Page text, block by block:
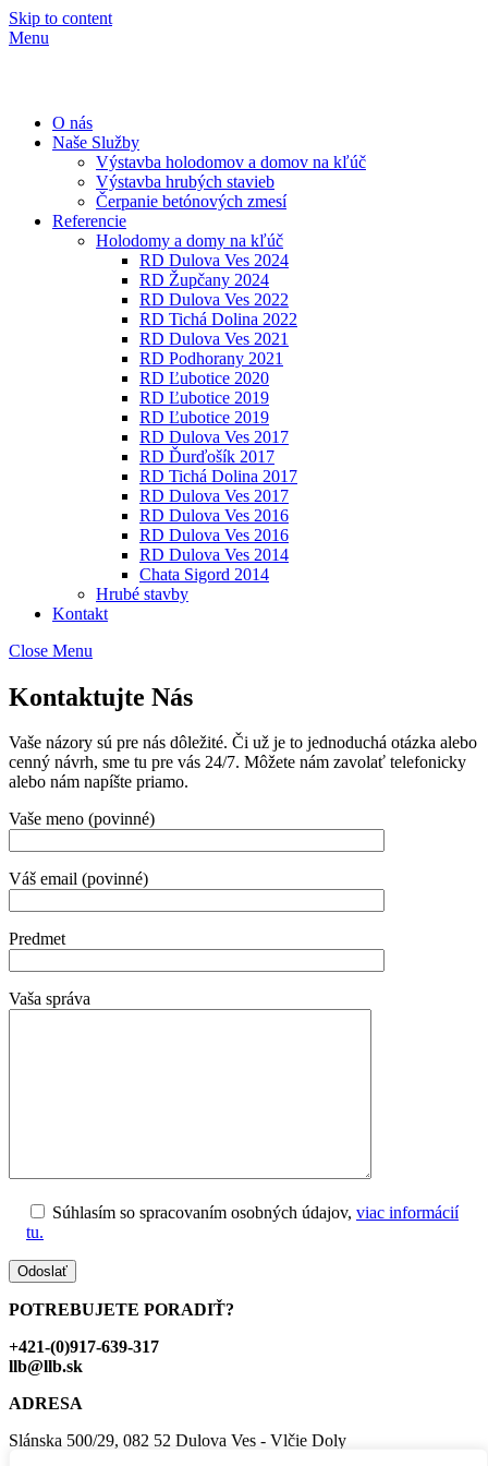
Skip to content
Menu
O nás
Naše Služby
Výstavba holodomov a domov na kľúč
Výstavba hrubých stavieb
Čerpanie betónových zmesí
Referencie
Holodomy a domy na kľúč
RD Dulova Ves 2024
RD Župčany 2024
RD Dulova Ves 2022
RD Tichá Dolina 2022
RD Dulova Ves 2021
RD Podhorany 2021
RD Ľubotice 2020
RD Ľubotice 2019
RD Ľubotice 2019
RD Dulova Ves 2017
RD Ďurďošík 2017
RD Tichá Dolina 2017
RD Dulova Ves 2017
RD Dulova Ves 2016
RD Dulova Ves 2016
RD Dulova Ves 2014
Chata Sigord 2014
Hrubé stavby
Kontakt
Close Menu
Kontaktujte Nás
Vaše názory sú pre nás dôležité. Či už je to jednoduchá otázka alebo
cenný návrh, sme tu pre vás 24/7. Môžete nám zavolať telefonicky
alebo nám napíšte priamo.
Vaše meno (povinné)
Váš email (povinné)
Predmet
Vaša správa
Súhlasím so spracovaním osobných údajov, viac informácií
tu.
POTREBUJETE PORADIŤ?
+421-(0)917-639-317
llb@llb.sk
ADRESA
Slánska 500/29, 082 52 Dulova Ves - Vlčie Doly